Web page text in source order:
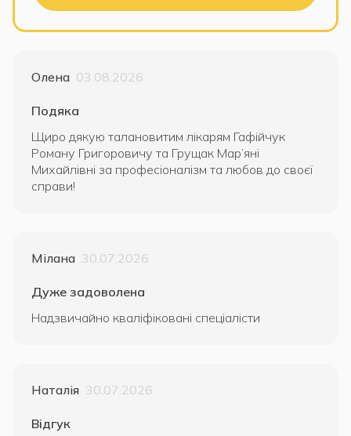
Олена 03.08.2026
Подяка
Щиро дякую талановитим лікарям Гафійчук
Роману Григоровичу та Грущак Мар’яні
Михайлівні за професіоналізм та любов до своєї
справи!
Мілана 30.07.2026
Дуже задоволена
Надзвичайно кваліфіковані спеціалісти
Наталія 30.07.2026
Відгук